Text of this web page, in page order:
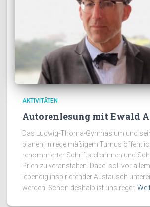
AKTIVITÄTEN
Autorenlesung mit Ewald
Das Ludwig-Thoma-Gymnasium und
planen, in regelmäßigem Turnus
renommierter Schriftstellerinnen und
Prien zu veranstalten. Dabei soll vor
lebendig-inspirierender Austausch
werden. Schon deshalb ist uns reger